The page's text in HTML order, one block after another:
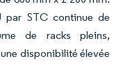
par STC continue de
de racks pleins,
disponibilité élevée